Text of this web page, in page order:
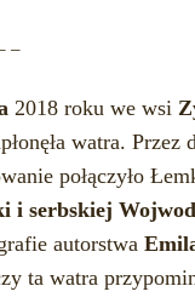
–
2018 roku we wsi
watra. Przez
połączyło
i serbskiej
autorstwa
ta watra